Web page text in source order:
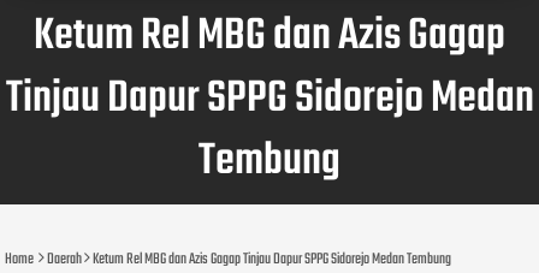
Ketum Rel MBG dan Azis Gagap
Tinjau Dapur SPPG Sidorejo Medan
Tembung
Home Daerah Ketum Rel MBG dan Azis Gagap Tinjau Dapur SPPG Sidorejo Medan Tembung